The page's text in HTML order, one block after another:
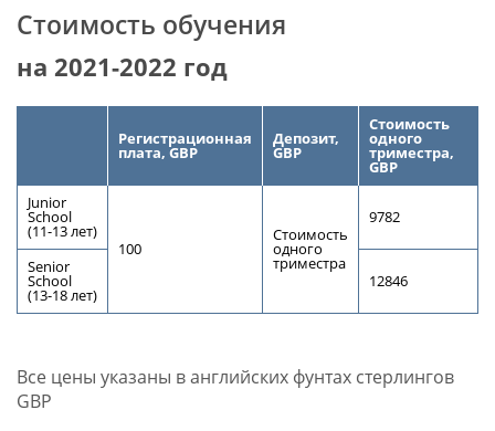
Стоимость обучения
на 2021-2022 год
Регистрационная
плата, GBP
Депозит,
GBP
Стоимость
одного
триместра,
GBP
Junior
School
(11-13 лет)
100
Стоимость
одного
триместра
9782
Senior
School
(13-18 лет)
12846
Все цены указаны в английских фунтах стерлингов
GBP